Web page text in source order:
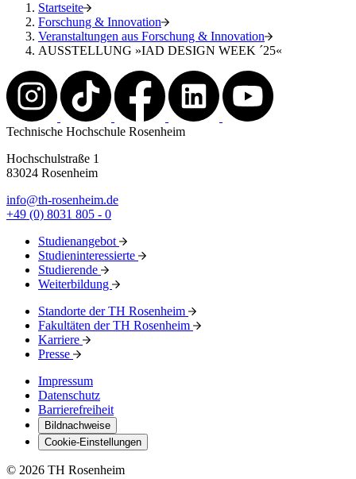
Startseite
Forschung & Innovation
Veranstaltungen aus Forschung & Innovation
AUSSTELLUNG »IAD DESIGN WEEK ´25«
Technische Hochschule Rosenheim
Hochschulstraße 1
83024 Rosenheim
info@th-rosenheim.de
+49 (0) 8031 805 - 0
Studienangebot
Studieninteressierte
Studierende
Weiterbildung
Standorte der TH Rosenheim
Fakultäten der TH Rosenheim
Karriere
Presse
Impressum
Datenschutz
Barrierefreiheit
Bildnachweise
Cookie-Einstellungen
© 2026 TH Rosenheim